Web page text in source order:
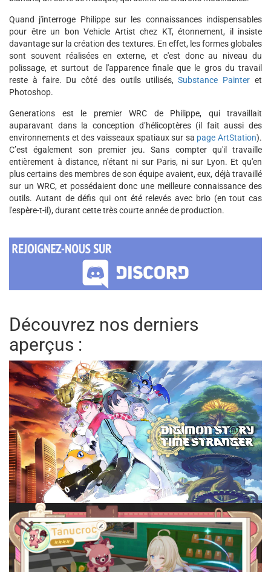
Quand j'interroge Philippe sur les connaissances indispensables
pour être un bon Vehicle Artist chez KT, étonnement, il insiste
davantage sur la création des textures. En effet, les formes globales
sont souvent réalisées en externe, et c'est donc au niveau du
polissage, et surtout de l'apparence finale que le gros du travail
reste à faire. Du côté des outils utilisés,Substance Painter et
Photoshop.
Generations est le premier WRC de Philippe, qui travaillait
auparavant dans la conception d’hélicoptères (il fait aussi des
environnements et des vaisseaux spatiaux sur sa page ArtStation).
C’est également son premier jeu. Sans compter qu'il travaille
entièrement à distance, n'étant ni sur Paris, ni sur Lyon. Et qu'en
plus certains des membres de son équipe avaient, eux, déjà travaillé
sur un WRC, et possédaient donc une meilleure connaissance des
outils. Autant de défis qui ont été relevés avec brio (en tout cas
l'espère-t-il), durant cette très courte année de production.
Découvrez nos derniers
aperçus :